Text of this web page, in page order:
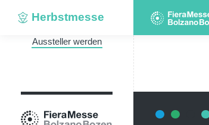
Herbstmesse
Aussteller werden